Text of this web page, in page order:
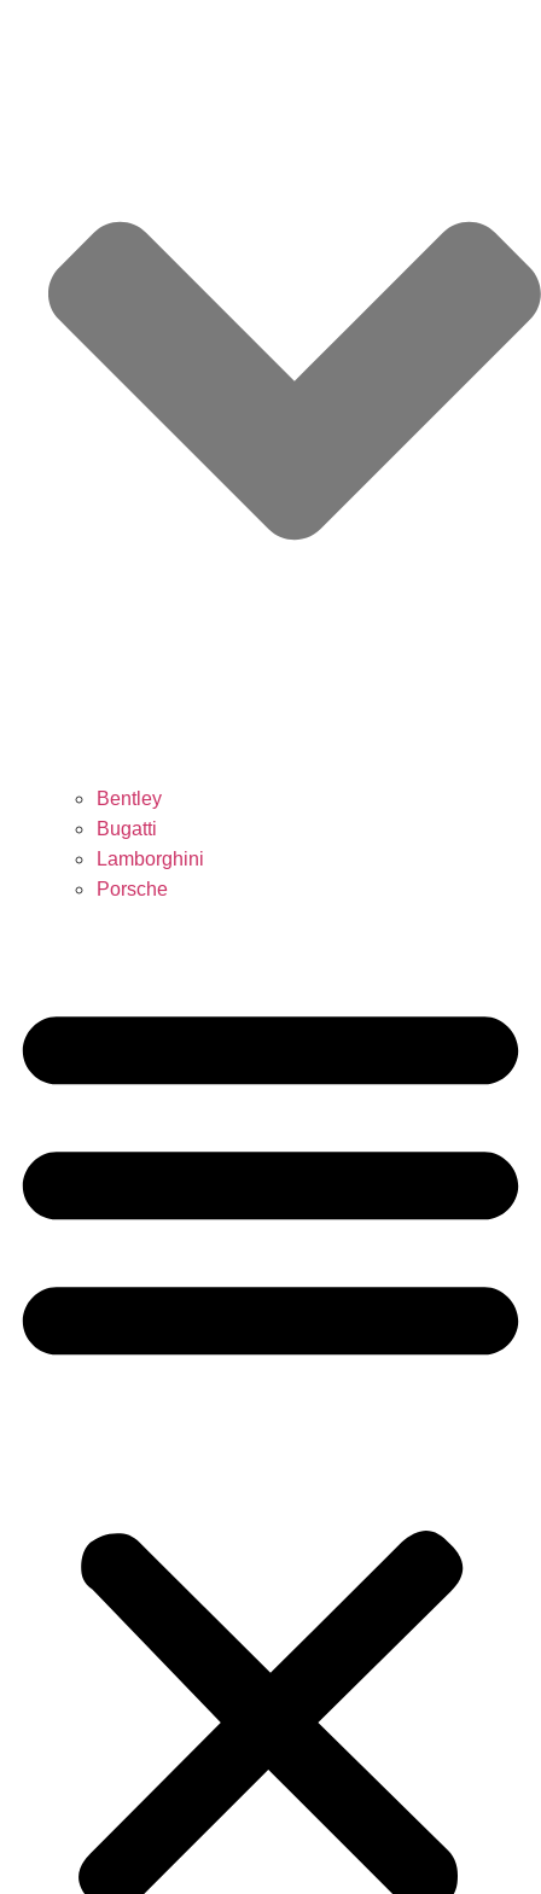
Bentley
Bugatti
Lamborghini
Porsche